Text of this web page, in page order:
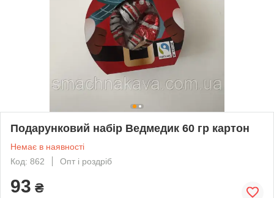
Подарунковий набір Ведмедик 60 гр картон
Немає в наявності
Код: 862
Опт і роздріб
93 ₴